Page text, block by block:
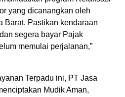
yang dicanangkan oleh
Barat. Pastikan kendaraan
dan segera bayar Pajak
memulai perjalanan,”
Terpadu ini, PT Jasa
Mudik Aman,